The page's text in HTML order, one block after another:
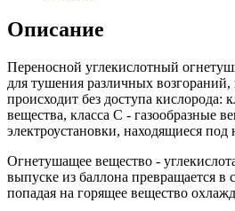
Описание
Переносной углекислотный
для тушения различных
происходит без доступа кислорода:
вещества, класса С - газообразные
электроустановки, находящиеся
Огнетушащее вещество -
выпуске из баллона превращается в
попадая на горящее вещество